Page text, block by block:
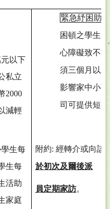
以下
私立
2000
減輕
生每
生每
活助
家庭
緊急紓困助金
困頓之學生
心障礙致不
須三個月以
影響家中小
司可提供短
附約: 經轉介或向該
於初次及爾後派
員定期家訪。